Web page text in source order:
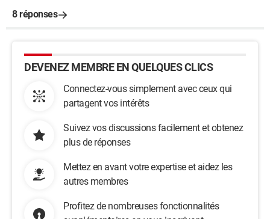
8 réponses
DEVENEZ MEMBRE EN QUELQUES CLICS
Connectez-vous simplement avec ceux qui
partagent vos intérêts
Suivez vos discussions facilement et obtenez
plus de réponses
Mettez en avant votre expertise et aidez les
autres membres
Profitez de nombreuses fonctionnalités